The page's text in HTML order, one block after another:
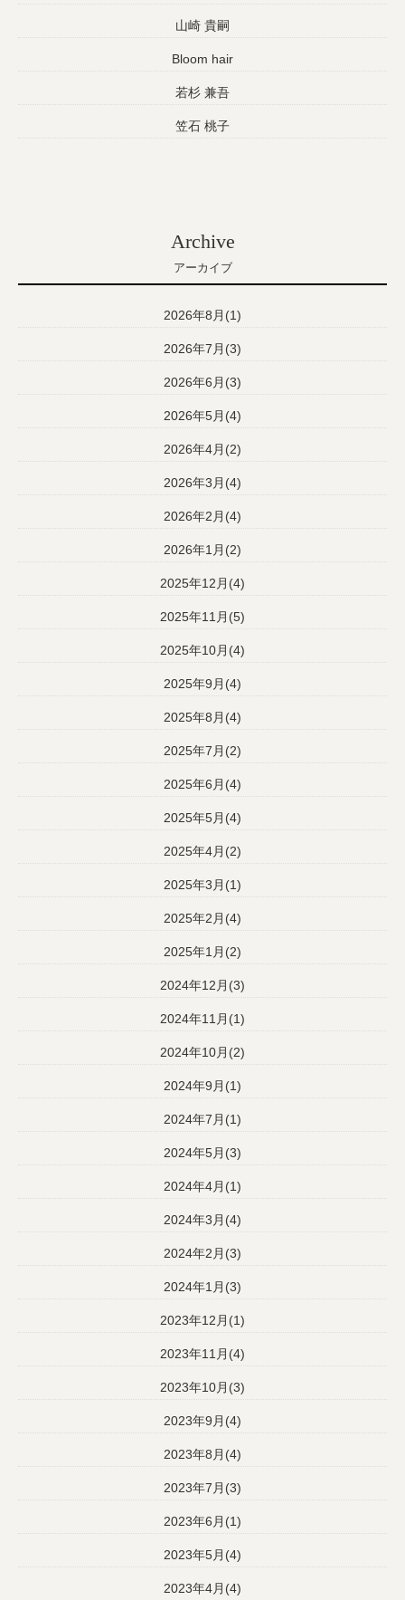
山崎 貴嗣
Bloom hair
若杉 兼吾
笠石 桃子
Archive
アーカイブ
2026年8月(1)
2026年7月(3)
2026年6月(3)
2026年5月(4)
2026年4月(2)
2026年3月(4)
2026年2月(4)
2026年1月(2)
2025年12月(4)
2025年11月(5)
2025年10月(4)
2025年9月(4)
2025年8月(4)
2025年7月(2)
2025年6月(4)
2025年5月(4)
2025年4月(2)
2025年3月(1)
2025年2月(4)
2025年1月(2)
2024年12月(3)
2024年11月(1)
2024年10月(2)
2024年9月(1)
2024年7月(1)
2024年5月(3)
2024年4月(1)
2024年3月(4)
2024年2月(3)
2024年1月(3)
2023年12月(1)
2023年11月(4)
2023年10月(3)
2023年9月(4)
2023年8月(4)
2023年7月(3)
2023年6月(1)
2023年5月(4)
2023年4月(4)